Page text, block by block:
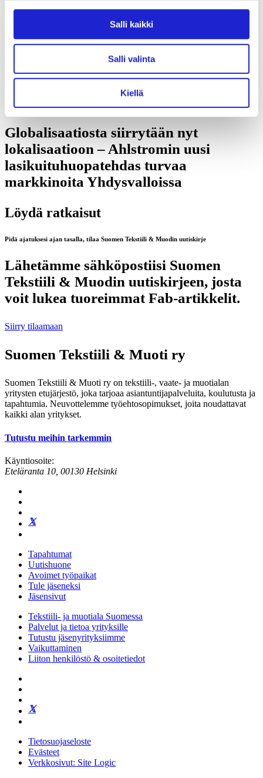
Salli kaikki
Salli valinta
Kiellä
Brand Business Booster -ohjelma
sparraa kuluttajabrändejä – Kaiko
hakee itsevarmuutta ja fokusta
kansainväliseen kasvuun
Yritykset,Ilmiöt
Globalisaatiosta siirrytään nyt
lokalisaatioon – Ahlstromin uusi
lasikuituhuopatehdas turvaa
markkinoita Yhdysvalloissa
Löydä ratkaisut
Pidä ajatuksesi ajan tasalla, tilaa Suomen Tekstiili & Muodin uutiskirje
Lähetämme sähköpostiisi Suomen
Tekstiili & Muodin uutiskirjeen, josta
voit lukea tuoreimmat Fab-artikkelit.
Siirry tilaamaan
Suomen Tekstiili & Muoti ry
Suomen Tekstiili & Muoti ry on tekstiili-, vaate- ja muotialan
yritysten etujärjestö, joka tarjoaa asiantuntijapalveluita, koulutusta ja
tapahtumia. Neuvottelemme työehtosopimukset, joita noudattavat
kaikki alan yritykset.
Tutustu meihin tarkemmin
Käyntiosoite:
Eteläranta 10, 00130 Helsinki
Tapahtumat
Uutishuone
Avoimet työpaikat
Tule jäseneksi
Jäsensivut
Tekstiili- ja muotiala Suomessa
Palvelut ja tietoa yrityksille
Tutustu jäsenyrityksiimme
Vaikuttaminen
Liiton henkilöstö & osoitetiedot
Tietosuojaseloste
Evästeet
Verkkosivut: Site Logic